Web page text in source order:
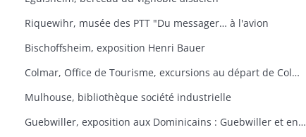
Riquewihr, musée des PTT "Du messager… à l'avion
Bischoffsheim, exposition Henri Bauer
Colmar, Office de Tourisme, excursions au départ de Colmar
Mulhouse, bibliothèque société industrielle
Guebwiller, exposition aux Dominicains : Guebwiller et environs